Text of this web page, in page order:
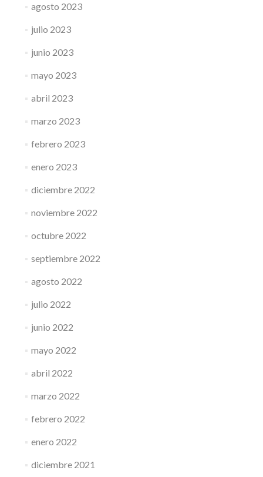
agosto 2023
julio 2023
junio 2023
mayo 2023
abril 2023
marzo 2023
febrero 2023
enero 2023
diciembre 2022
noviembre 2022
octubre 2022
septiembre 2022
agosto 2022
julio 2022
junio 2022
mayo 2022
abril 2022
marzo 2022
febrero 2022
enero 2022
diciembre 2021